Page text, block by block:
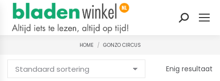
Zoeken:
Je bent hier:
HOME GONZO CIRCUS
Enig resultaat